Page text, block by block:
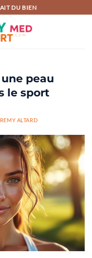
DU BIEN
peau
le sport
REMY ALTARD